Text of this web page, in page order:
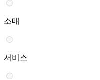
소매
서비스